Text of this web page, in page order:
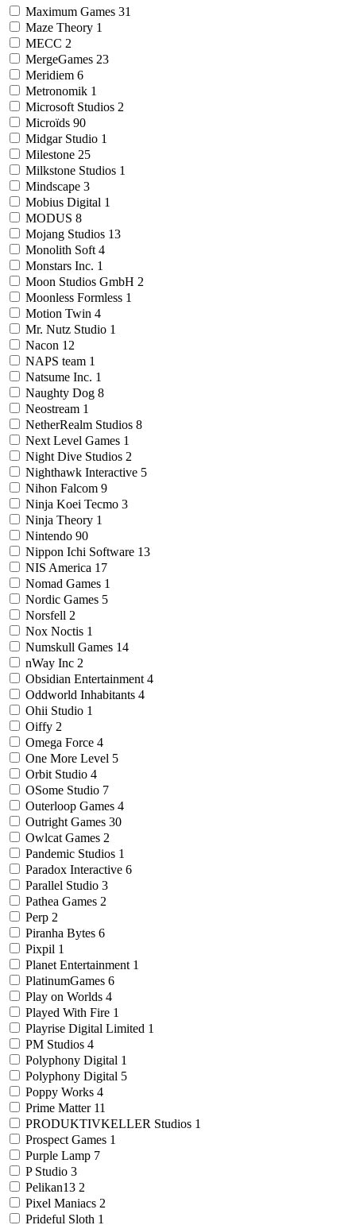
Maximum Games 31
Maze Theory 1
MECC 2
MergeGames 23
Meridiem 6
Metronomik 1
Microsoft Studios 2
Microïds 90
Midgar Studio 1
Milestone 25
Milkstone Studios 1
Mindscape 3
Mobius Digital 1
MODUS 8
Mojang Studios 13
Monolith Soft 4
Monstars Inc. 1
Moon Studios GmbH 2
Moonless Formless 1
Motion Twin 4
Mr. Nutz Studio 1
Nacon 12
NAPS team 1
Natsume Inc. 1
Naughty Dog 8
Neostream 1
NetherRealm Studios 8
Next Level Games 1
Night Dive Studios 2
Nighthawk Interactive 5
Nihon Falcom 9
Ninja Koei Tecmo 3
Ninja Theory 1
Nintendo 90
Nippon Ichi Software 13
NIS America 17
Nomad Games 1
Nordic Games 5
Norsfell 2
Nox Noctis 1
Numskull Games 14
nWay Inc 2
Obsidian Entertainment 4
Oddworld Inhabitants 4
Ohii Studio 1
Oiffy 2
Omega Force 4
One More Level 5
Orbit Studio 4
OSome Studio 7
Outerloop Games 4
Outright Games 30
Owlcat Games 2
Pandemic Studios 1
Paradox Interactive 6
Parallel Studio 3
Pathea Games 2
Perp 2
Piranha Bytes 6
Pixpil 1
Planet Entertainment 1
PlatinumGames 6
Play on Worlds 4
Played With Fire 1
Playrise Digital Limited 1
PM Studios 4
Polyphony Digital 1
Polyphony Digital 5
Poppy Works 4
Prime Matter 11
PRODUKTIVKELLER Studios 1
Prospect Games 1
Purple Lamp 7
P Studio 3
Pelikan13 2
Pixel Maniacs 2
Prideful Sloth 1